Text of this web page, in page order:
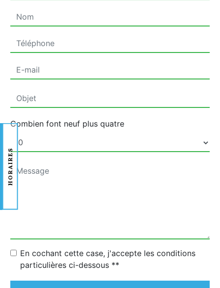
HORAIRES
Combien font neuf plus quatre
En cochant cette case, j'accepte les conditions
particulières ci-dessous **